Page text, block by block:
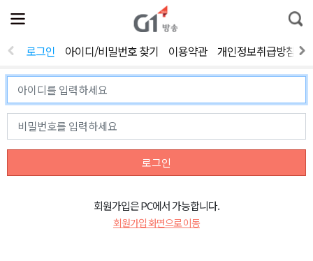
전
체
뉴
열
통
합
색
로그인 아이디/비밀번호 찾기 이용약관 개인정보취급방침
로그인
회원가입은 PC에서 가능합니다.
회원가입 화면으로 이동